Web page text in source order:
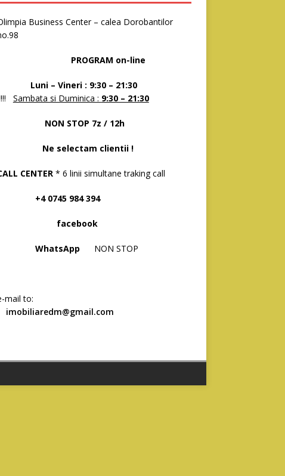
Business Center – calea Dorobantilor
PROGRAM on-line
Luni – Vineri : 9:30 – 21:30
Sambata si Duminica : 9:30 – 21:30
NON STOP 7z / 12h
Ne selectam clientii !
CENTER* 6 linii simultane traking call
+4 0745 984 394
facebook
WhatsApp NON STOP
mail to:
imobiliaredm@gmail.com